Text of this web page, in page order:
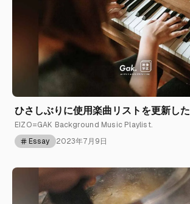
ひさしぶりに使用楽曲リストを更新した
EIZO=GAK Background Music Playlist.
Essay
2023年7月9日